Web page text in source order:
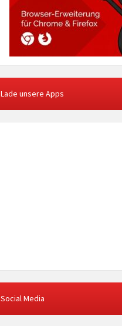
Lade unsere Apps
Social Media